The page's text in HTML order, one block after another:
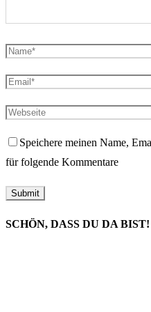
Speichere meinen Name,
für folgende Kommentare
SCHÖN, DASS DU DA BIST!